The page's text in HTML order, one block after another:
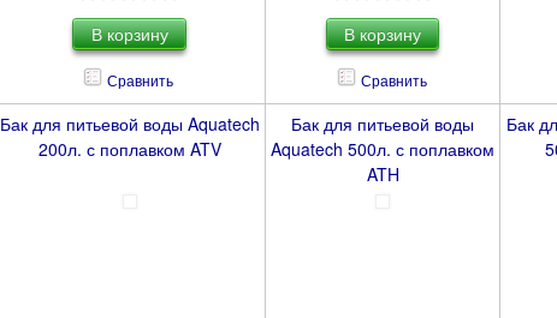
Сравнить Сравнить
Бак для питьевой воды Aquatech
200л. с поплавком ATV
Бак для питьевой воды
Aquatech 500л. с поплавком
ATH
Бак